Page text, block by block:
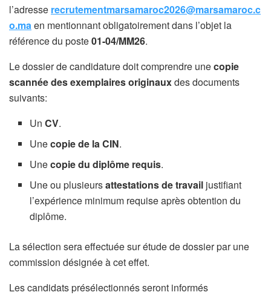
l’adresse recrutementmarsamaroc2026@marsamaroc.c
o.maen mentionnant obligatoirement dans l’objet la
référence du poste01-04/MM26.
Le dossier de candidature doit comprendre unecopie
scannée des exemplaires originauxdes documents
suivants:
UnCV.
Unecopie de la CIN.
Unecopie du diplôme requis.
Une ou plusieursattestations de travail justifiant
l’expérience minimum requise après obtention du
diplôme.
La sélection sera effectuée sur étude de dossier par une
commission désignée à cet effet.
Les candidats présélectionnés seront informés